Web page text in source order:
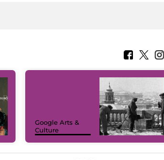
Google Arts &
Culture